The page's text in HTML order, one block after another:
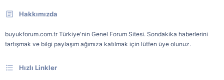
Hakkımızda
buyukforum.com.tr Türkiye'nin Genel Forum Sitesi. Sondakika haberlerini
tartışmak ve bilgi paylaşım ağımıza katılmak için lütfen üye olunuz.
Hızlı Linkler